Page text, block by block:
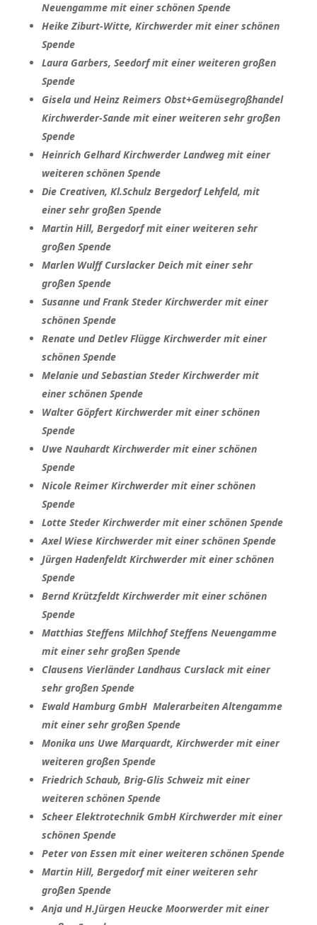
Neuengamme mit einer schönen Spende
Heike Ziburt-Witte, Kirchwerder mit einer schönen
Spende
Laura Garbers, Seedorf mit einer weiteren großen
Spende
Gisela und Heinz Reimers Obst+Gemüsegroßhandel
Kirchwerder-Sande mit einer weiteren sehr großen
Spende
Heinrich Gelhard Kirchwerder Landweg mit einer
weiteren schönen Spende
Die Creativen, Kl.Schulz Bergedorf Lehfeld, mit
einer sehr großen Spende
Martin Hill, Bergedorf mit einer weiteren sehr
großen Spende
Marlen Wulff Curslacker Deich mit einer sehr
großen Spende
Susanne und Frank Steder Kirchwerder mit einer
schönen Spende
Renate und Detlev Flügge Kirchwerder mit einer
schönen Spende
Melanie und Sebastian Steder Kirchwerder mit
einer schönen Spende
Walter Göpfert Kirchwerder mit einer schönen
Spende
Uwe Nauhardt Kirchwerder mit einer schönen
Spende
Nicole Reimer Kirchwerder mit einer schönen
Spende
Lotte Steder Kirchwerder mit einer schönen Spende
Axel Wiese Kirchwerder mit einer schönen Spende
Jürgen Hadenfeldt Kirchwerder mit einer schönen
Spende
Bernd Krützfeldt Kirchwerder mit einer schönen
Spende
Matthias Steffens Milchhof Steffens Neuengamme
mit einer sehr großen Spende
Clausens Vierländer Landhaus Curslack mit einer
sehr großen Spende
Ewald Hamburg GmbH Malerarbeiten Altengamme
mit einer sehr großen Spende
Monika uns Uwe Marquardt, Kirchwerder mit einer
weiteren großen Spende
Friedrich Schaub, Brig-Glis Schweiz mit einer
weiteren schönen Spende
Scheer Elektrotechnik GmbH Kirchwerder mit einer
schönen Spende
Peter von Essen mit einer weiteren schönen Spende
Martin Hill, Bergedorf mit einer weiteren sehr
großen Spende
Anja und H.Jürgen Heucke Moorwerder mit einer